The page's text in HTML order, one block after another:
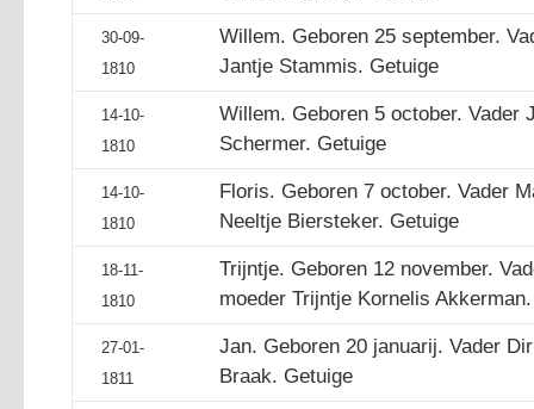
30-09-
1810
Willem. Geboren 25 september.
Jantje Stammis. Getuige
14-10-
1810
Willem. Geboren 5 october. Vader
Schermer. Getuige
14-10-
1810
Floris. Geboren 7 october. Vader
Neeltje Biersteker. Getuige
18-11-
1810
Trijntje. Geboren 12 november.
moeder Trijntje Kornelis
27-01-
1811
Jan. Geboren 20 januarij. Vader
Braak. Getuige